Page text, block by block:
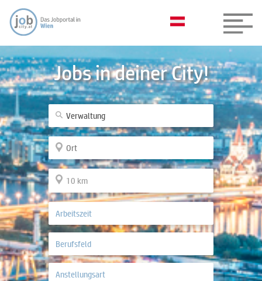
Jobs in deiner City!